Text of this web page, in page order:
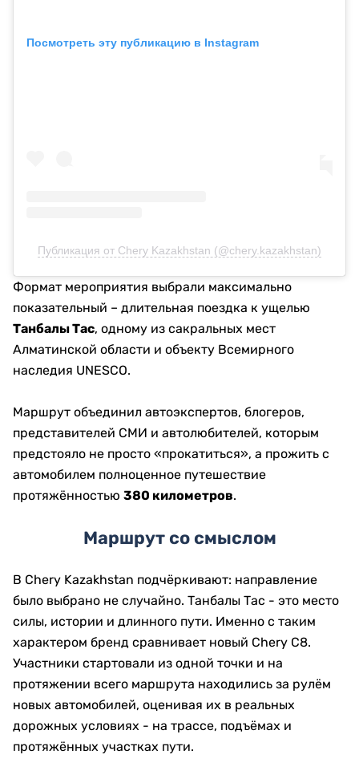
Посмотреть эту публикацию в Instagram
Публикация от Chery Kazakhstan (@chery.kazakhstan)
Формат мероприятия выбрали максимально
показательный – длительная поездка к ущелью
Танбалы Тас, одному из сакральных мест
Алматинской области и объекту Всемирного
наследия UNESCO.
Маршрут объединил автоэкспертов, блогеров,
представителей СМИ и автолюбителей, которым
предстояло не просто «прокатиться», а прожить с
автомобилем полноценное путешествие
протяжённостью 380 километров.
Маршрут со смыслом
В Chery Kazakhstan подчёркивают: направление
было выбрано не случайно. Танбалы Тас - это место
силы, истории и длинного пути. Именно с таким
характером бренд сравнивает новый Chery C8.
Участники стартовали из одной точки и на
протяжении всего маршрута находились за рулём
новых автомобилей, оценивая их в реальных
дорожных условиях - на трассе, подъёмах и
протяжённых участках пути.